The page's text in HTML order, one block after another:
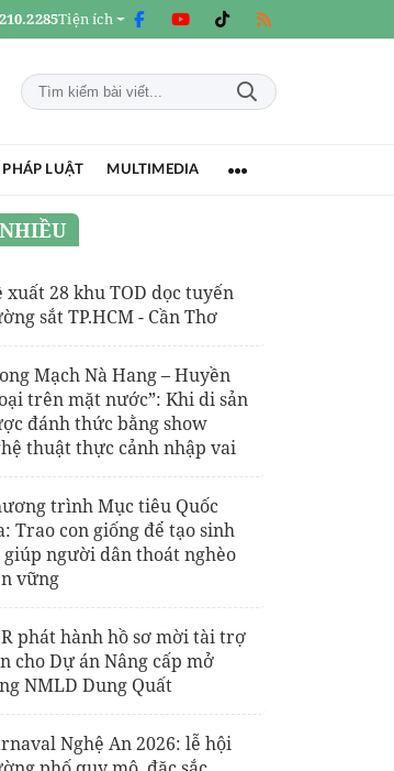
Tiện ích
PHÁP LUẬT MULTIMEDIA
xuất 28 khu TOD dọc tuyến
sắt TP.HCM - Cần Thơ
Mạch Nà Hang – Huyền
trên mặt nước”: Khi di sản
đánh thức bằng show
thuật thực cảnh nhập vai
trình Mục tiêu Quốc
Trao con giống để tạo sinh
giúp người dân thoát nghèo
vững
phát hành hồ sơ mời tài trợ
cho Dự án Nâng cấp mở
NMLD Dung Quất
Nghệ An 2026: lễ hội